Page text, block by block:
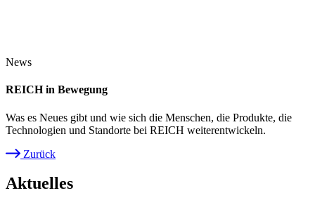
News
REICH in Bewegung
Was es Neues gibt und wie sich die Menschen, die Produkte, die
Technologien und Standorte bei REICH weiterentwickeln.
Zurück
Aktuelles